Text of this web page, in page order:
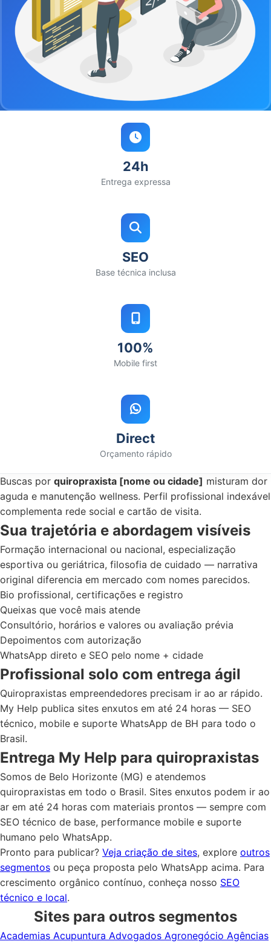
24h
Entrega expressa
SEO
Base técnica inclusa
100%
Mobile first
Direct
Orçamento rápido
Buscas por quiropraxista [nome ou cidade] misturam dor
aguda e manutenção wellness. Perfil profissional indexável
complementa rede social e cartão de visita.
Sua trajetória e abordagem visíveis
Formação internacional ou nacional, especialização
esportiva ou geriátrica, filosofia de cuidado — narrativa
original diferencia em mercado com nomes parecidos.
Bio profissional, certificações e registro
Queixas que você mais atende
Consultório, horários e valores ou avaliação prévia
Depoimentos com autorização
WhatsApp direto e SEO pelo nome + cidade
Profissional solo com entrega ágil
Quiropraxistas empreendedores precisam ir ao ar rápido.
My Help publica sites enxutos em até 24 horas — SEO
técnico, mobile e suporte WhatsApp de BH para todo o
Brasil.
Entrega My Help para quiropraxistas
Somos de Belo Horizonte (MG) e atendemos
quiropraxistas em todo o Brasil. Sites enxutos podem ir ao
ar em até 24 horas com materiais prontos — sempre com
SEO técnico de base, performance mobile e suporte
humano pelo WhatsApp.
Pronto para publicar? Veja criação de sites, explore outros
segmentos ou peça proposta pelo WhatsApp acima. Para
crescimento orgânico contínuo, conheça nosso SEO
técnico e local.
Sites para outros segmentos
Academias Acupuntura Advogados Agronegócio Agências